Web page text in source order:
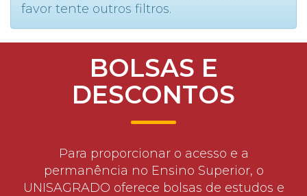
UATI
favor tente outros filtros.
BOLSAS E
DESCONTOS
Para proporcionar o acesso e a
permanência no Ensino Superior, o
UNISAGRADO oferece bolsas de estudos e